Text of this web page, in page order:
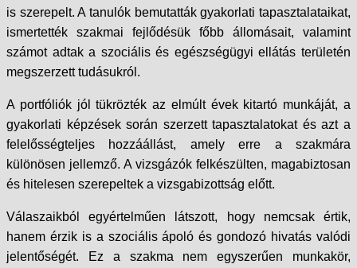
is szerepelt. A tanulók bemutatták gyakorlati tapasztalataikat,
ismertették szakmai fejlődésük főbb állomásait, valamint
számot adtak a szociális és egészségügyi ellátás területén
megszerzett tudásukról.
A portfóliók jól tükrözték az elmúlt évek kitartó munkáját, a
gyakorlati képzések során szerzett tapasztalatokat és azt a
felelősségteljes hozzáállást, amely erre a szakmára
különösen jellemző. A vizsgázók felkészülten, magabiztosan
és hitelesen szerepeltek a vizsgabizottság előtt.
Válaszaikból egyértelműen látszott, hogy nemcsak értik,
hanem érzik is a szociális ápoló és gondozó hivatás valódi
jelentőségét. Ez a szakma nem egyszerűen munkakör,